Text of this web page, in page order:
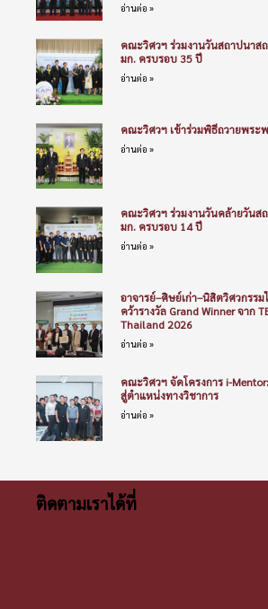
อ่านต่อ »
คณะวิศวฯ ร่วมงานวันสถาปนาส
มก. ครบรอบ 35 ปี
อ่านต่อ »
คณะวิศวฯ เข้าร่วมพิธีถวายพระ
อ่านต่อ »
คณะวิศวฯ ร่วมงานวันคล้ายวัน
มก. ครบรอบ 14 ปี
อ่านต่อ »
อาจารย์–ศิษย์เก่า–นิสิตวิศวกรร
คว้ารางวัล Grand Winner จาก
Thailand 2026
อ่านต่อ »
คณะวิศวฯ จัดโครงการ i-
สู่ตำแหน่งทางวิชาการ
อ่านต่อ »
ติดตามเราได้ที่